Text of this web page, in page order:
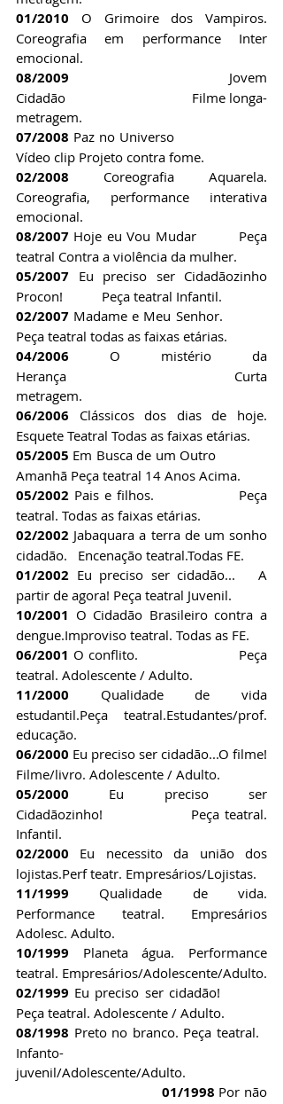
01/2010 O Grimoire dos Vampiros.
Coreografia em performance Inter
emocional.
08/2009 Jovem
Cidadão                                  Filme longa-
metragem.
07/2008 Paz no Universo
Vídeo clip Projeto contra fome.
02/2008 Coreografia Aquarela.
Coreografia, performance interativa
emocional.
08/2007 Hoje eu Vou Mudar         Peça
teatral Contra a violência da mulher.
05/2007 Eu preciso ser Cidadãozinho
Procon!           Peça teatral Infantil.
02/2007 Madame e Meu Senhor.
Peça teatral todas as faixas etárias.
04/2006 O mistério da
Herança                                Curta
metragem.
06/2006 Clássicos dos dias de hoje.
Esquete Teatral Todas as faixas etárias.
05/2005 Em Busca de um Outro
Amanhã Peça teatral 14 Anos Acima.
05/2002 Pais e filhos.                Peça
teatral. Todas as faixas etárias.
02/2002 Jabaquara a terra de um sonho
cidadão.   Encenação teatral.Todas FE.
01/2002 Eu preciso ser cidadão...   A
partir de agora! Peça teatral Juvenil.
10/2001 O Cidadão Brasileiro contra a
dengue.Improviso teatral. Todas as FE.
06/2001 O conflito.                      Peça
teatral. Adolescente / Adulto.
11/2000 Qualidade de vida
estudantil.Peça teatral.Estudantes/prof.
educação.
06/2000 Eu preciso ser cidadão...O filme!
Filme/livro. Adolescente / Adulto.
05/2000 Eu preciso ser
Cidadãozinho!                 Peça teatral.
Infantil.
02/2000 Eu necessito da união dos
lojistas.Perf teatr. Empresários/Lojistas.
11/1999 Qualidade de vida.
Performance teatral. Empresários
Adolesc. Adulto.
10/1999 Planeta água. Performance
teatral. Empresários/Adolescente/Adulto.
02/1999 Eu preciso ser cidadão!
Peça teatral. Adolescente / Adulto.
08/1998 Preto no branco. Peça teatral.
Infanto-
juvenil/Adolescente/Adulto.
01/1998 Por não